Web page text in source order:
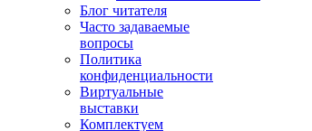
Блог читателя
Часто задаваемые
вопросы
Политика
конфиденциальности
Виртуальные
выставки
Комплектуем